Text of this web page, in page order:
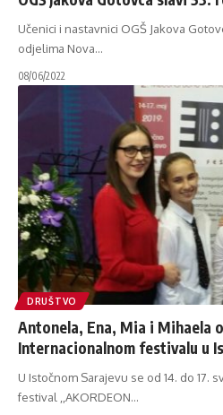
Učenici i nastavnici OGŠ Jakova
odjelima Nova…
08/06/2022
DRUŠTVO
Antonela, Ena, Mia i Mihaela
Internacionalnom festivalu u
U Istočnom Sarajevu se od 14. do 17.
festival ,,AKORDEON…